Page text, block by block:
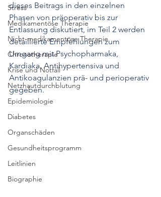
Stress
Medikamentöse Therapie
Nicht-medikamentöse Therapie
Chronotherapie
Krise und Notfall
Netzhautdurchblutung
Epidemiologie
Diabetes
Organschäden
Gesundheitsprogramm
Leitlinien
Biographie
dieses Beitrags in den einzelnen
Phasen von präoperativ bis zur
Entlassung diskutiert, im Teil 2 werden
detaillierte Empfehlungen zum
Umgang mit Psychopharmaka,
Kardiaka, Antihypertensiva und
Antikoagulanzien prä- und perioperativ
gegeben.